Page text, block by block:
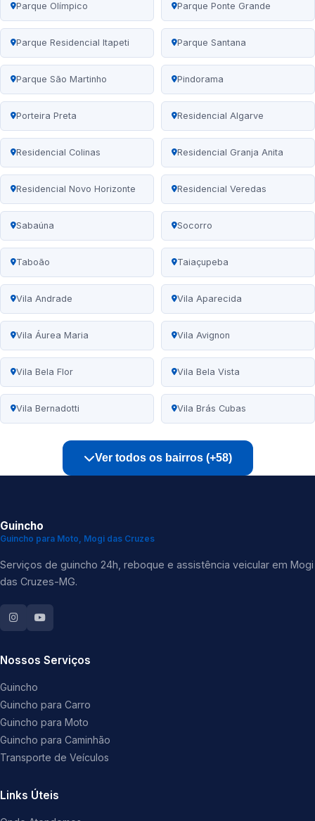
Parque Olímpico Parque Ponte Grande
Parque Residencial Itapeti Parque Santana
Parque São Martinho Pindorama
Porteira Preta Residencial Algarve
Residencial Colinas Residencial Granja Anita
Residencial Novo Horizonte Residencial Veredas
Sabaúna Socorro
Taboão Taiaçupeba
Vila Andrade Vila Aparecida
Vila Áurea Maria Vila Avignon
Vila Bela Flor Vila Bela Vista
Vila Bernadotti Vila Brás Cubas
Ver todos os bairros (+58)
Guincho
Guincho para Moto, Mogi das Cruzes
Serviços de guincho 24h, reboque e assistência veicular em Mogi
das Cruzes-MG.
Nossos Serviços
Guincho
Guincho para Carro
Guincho para Moto
Guincho para Caminhão
Transporte de Veículos
Links Úteis